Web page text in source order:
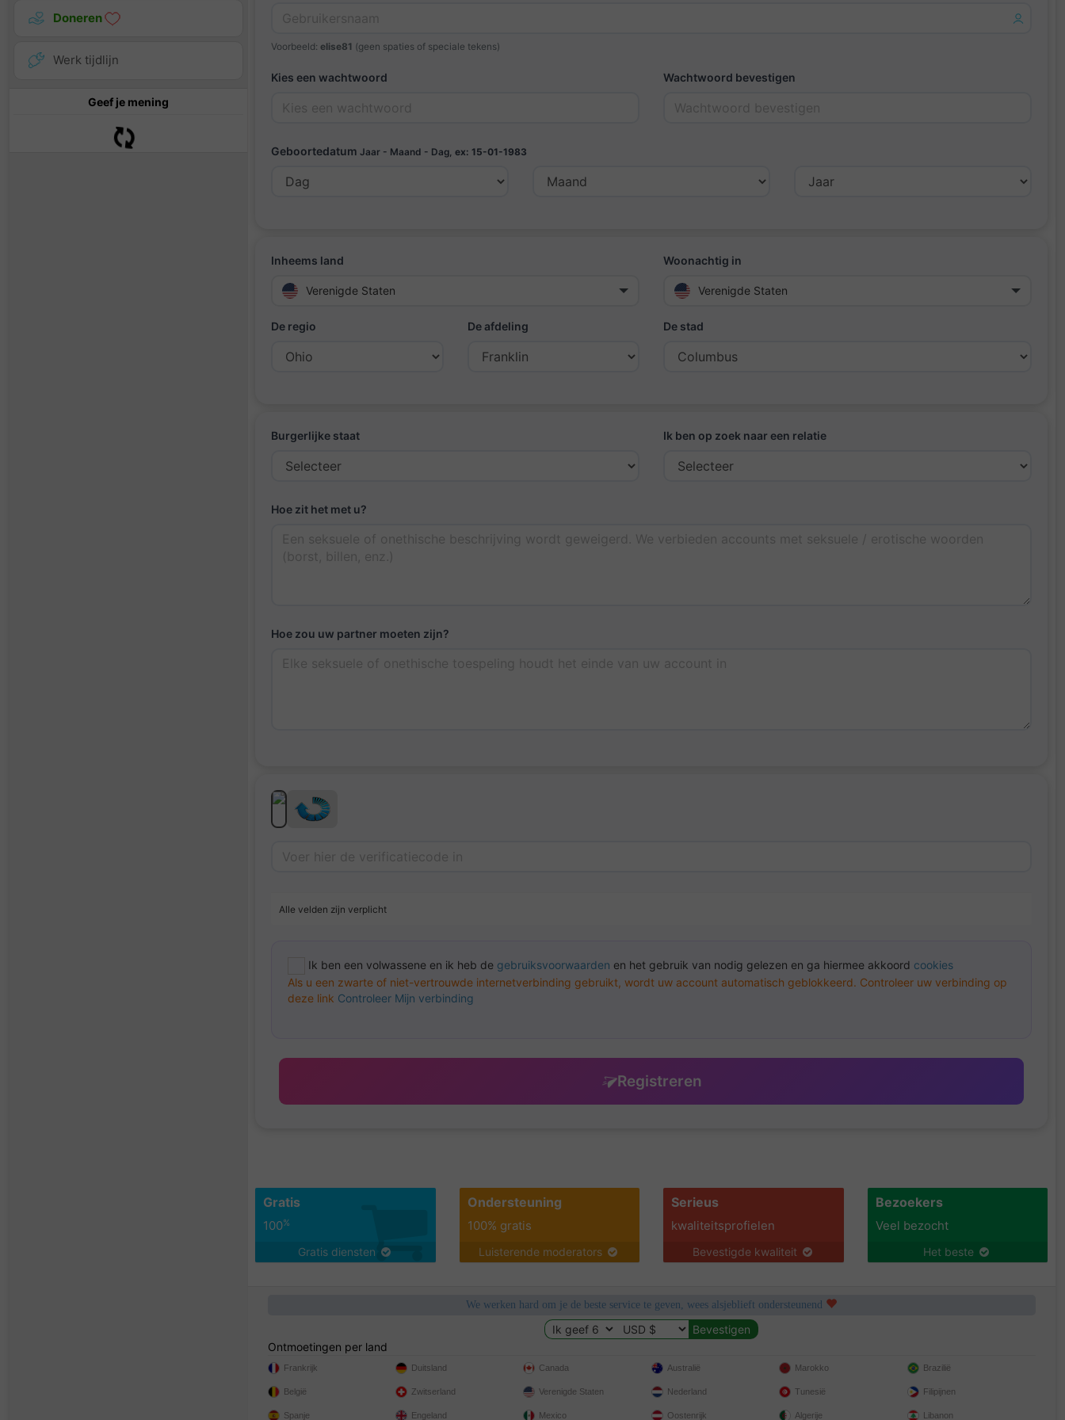
Doneren
Werk tijdlijn
Geef je mening
Voorbeeld: elise81 (geen spaties of speciale tekens)
Kies een wachtwoord Wachtwoord bevestigen
Geboortedatum Jaar - Maand - Dag, ex: 15-01-1983
Inheems land
Verenigde Staten
Woonachtig in
Verenigde Staten
De regio De afdeling De stad
Burgerlijke staat Ik ben op zoek naar een relatie
Hoe zit het met u?
Hoe zou uw partner moeten zijn?
Alle velden zijn verplicht
Ik ben een volwassene en ik heb de gebruiksvoorwaarden en het gebruik van nodig gelezen en ga hiermee akkoord cookies
Als u een zwarte of niet-vertrouwde internetverbinding gebruikt, wordt uw account automatisch geblokkeerd. Controleer uw verbinding op
deze link Controleer Mijn verbinding
Registreren
Gratis
100%
Gratis diensten
Ondersteuning
100% gratis
Luisterende moderators
Serieus
kwaliteitsprofielen
Bevestigde kwaliteit
Bezoekers
Veel bezocht
Het beste
We werken hard om je de beste service te geven, wees alsjeblieft ondersteunend
Ontmoetingen per land
Frankrijk
België
Spanje
Duitsland
Zwitserland
Engeland
Canada
Verenigde Staten
Mexico
Australië
Nederland
Oostenrijk
Marokko
Tunesië
Algerije
Brazilië
Filipijnen
Libanon